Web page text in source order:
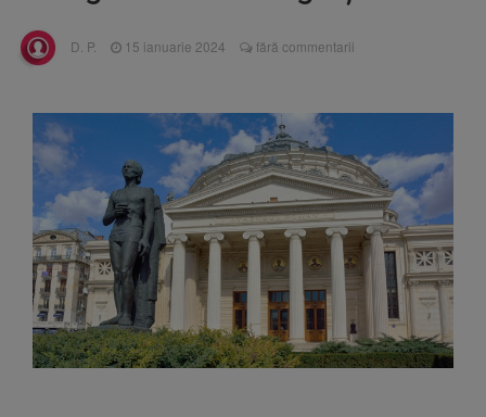
are loc între 14 și 16 august
Ucrainei încă 1,4 miliarde de euro din
veniturile activelor rusești înghețate
în unele benzinării
6 august 2026
Fuego vine la Zărnești.
Recital special pe scena Festivalului „Ecoul
Pietrei Craiului”, pe 2 octombrie
D. P. 15 ianuarie 2024 fără commentarii